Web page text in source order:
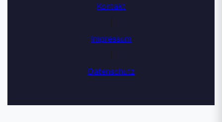
Kontakt
Impressum
Datenschutz